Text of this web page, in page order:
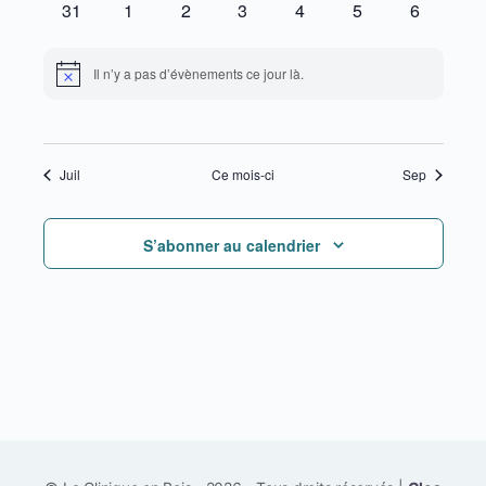
0
31
0
1
0
2
0
3
0
4
0
5
0
6
Notice Il n’y a pas d’évènements ce jour là.
Juil Ce mois-ci Sep
S’abonner au calendrier